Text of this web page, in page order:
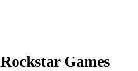
Rockstar Games